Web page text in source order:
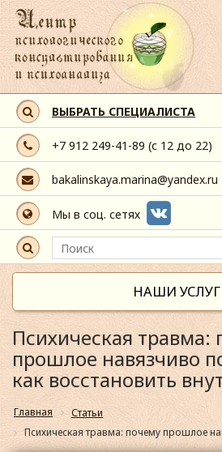
ВЫБРАТЬ СПЕЦИАЛИСТА
+7 912 249-41-89 (с 12 до 22)
bakalinskaya.marina@yandex.ru
Мы в соц. сетях
НАШИ
Психическая травма:
прошлое навязчиво
как восстановить
Главная
Статьи
Психическая травма: почему прошлое